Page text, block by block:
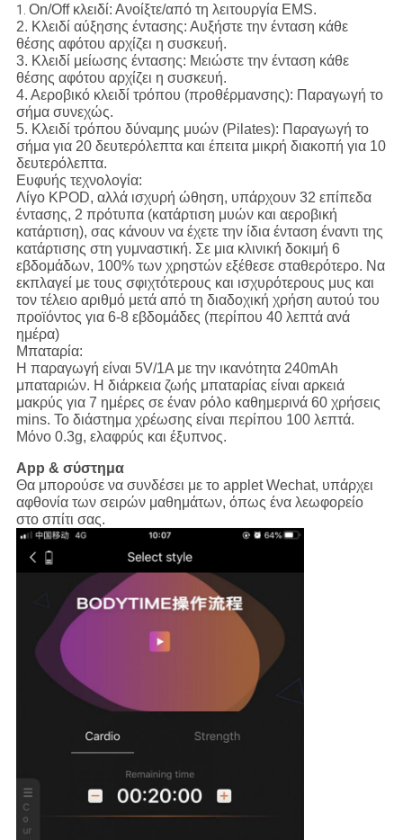
1. On/Off κλειδί: Ανοίξτε/από τη λειτουργία EMS.
2. Κλειδί αύξησης έντασης: Αυξήστε την ένταση κάθε
θέσης αφότου αρχίζει η συσκευή.
3. Κλειδί μείωσης έντασης: Μειώστε την ένταση κάθε
θέσης αφότου αρχίζει η συσκευή.
4. Αεροβικό κλειδί τρόπου (προθέρμανσης): Παραγωγή το
σήμα συνεχώς.
5. Κλειδί τρόπου δύναμης μυών (Pilates): Παραγωγή το
σήμα για 20 δευτερόλεπτα και έπειτα μικρή διακοπή για 10
δευτερόλεπτα.
Ευφυής τεχνολογία:
Λίγο KPOD, αλλά ισχυρή ώθηση, υπάρχουν 32 επίπεδα
έντασης, 2 πρότυπα (κατάρτιση μυών και αεροβική
κατάρτιση), σας κάνουν να έχετε την ίδια ένταση έναντι της
κατάρτισης στη γυμναστική. Σε μια κλινική δοκιμή 6
εβδομάδων, 100% των χρηστών εξέθεσε σταθερότερο. Να
εκπλαγεί με τους σφιχτότερους και ισχυρότερους μυς και
τον τέλειο αριθμό μετά από τη διαδοχική χρήση αυτού του
προϊόντος για 6-8 εβδομάδες (περίπου 40 λεπτά ανά
ημέρα)
Μπαταρία:
Η παραγωγή είναι 5V/1A με την ικανότητα 240mAh
μπαταριών. Η διάρκεια ζωής μπαταρίας είναι αρκειά
μακρύς για 7 ημέρες σε έναν ρόλο καθημερινά 60 χρήσεις
mins. Το διάστημα χρέωσης είναι περίπου 100 λεπτά.
Μόνο 0.3g, ελαφρύς και έξυπνος.
App & σύστημα
Θα μπορούσε να συνδέσει με το applet Wechat, υπάρχει
αφθονία των σειρών μαθημάτων, όπως ένα λεωφορείο
στο σπίτι σας.